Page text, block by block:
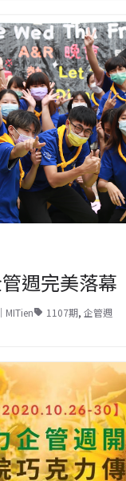
週完美落幕
MITien 1107期, 企管週